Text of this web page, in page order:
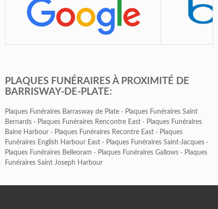
PLAQUES FUNÉRAIRES À PROXIMITÉ DE
BARRISWAY-DE-PLATE:
Plaques Funéraires Barrasway de Plate · Plaques Funéraires Saint
Bernards · Plaques Funéraires Rencontre East · Plaques Funéraires
Baine Harbour · Plaques Funéraires Recontre East · Plaques
Funéraires English Harbour East · Plaques Funéraires Saint-Jacques ·
Plaques Funéraires Belleoram · Plaques Funéraires Gallows · Plaques
Funéraires Saint Joseph Harbour